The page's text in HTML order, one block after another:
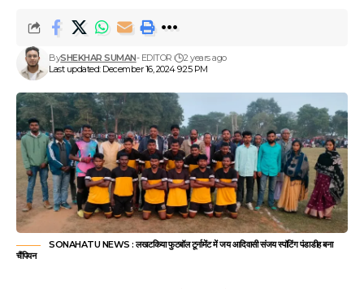
Last updated: December 16, 2024 9:25 PM
BySHEKHAR SUMAN- EDITOR 2 years ago
SONAHATU NEWS : लखटकिया फुटबॉल टूर्नामेंट में जय आदिवासी संजय स्पॉटिंग पंडाडीह बना
चैंपियन